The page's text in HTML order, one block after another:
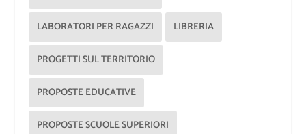
LABORATORI PER RAGAZZI LIBRERIA
PROGETTI SUL TERRITORIO
PROPOSTE EDUCATIVE
PROPOSTE SCUOLE SUPERIORI